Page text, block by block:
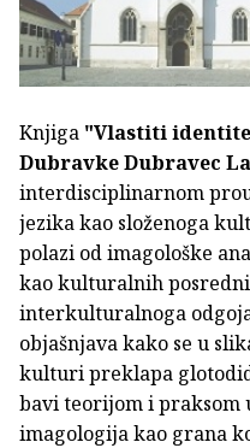
Knjiga "Vlastiti
Dubravke Dubravec
interdisciplinarnom
jezika kao složenoga
polazi od imagološke
kao kulturalnih
interkulturalnoga
objašnjava kako se u
kulturi preklapa
bavi teorijom i praksom
imagologija kao grana